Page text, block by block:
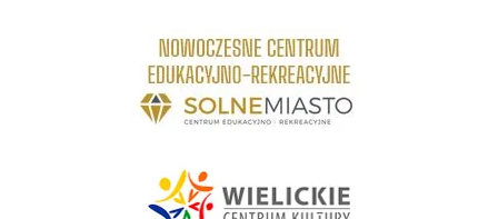
link do strony Centrum Edukacyjno Rekreacyjne